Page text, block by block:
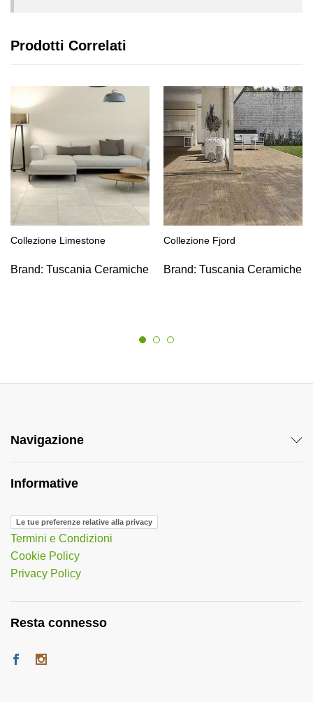
Prodotti Correlati
Collezione Limestone
Brand: Tuscania Ceramiche
Collezione Fjord
Brand: Tuscania Ceramiche
Navigazione
Informative
Le tue preferenze relative alla privacy
Termini e Condizioni
Cookie Policy
Privacy Policy
Resta connesso